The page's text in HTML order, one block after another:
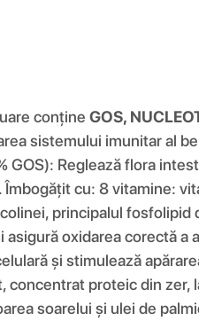
conține GOS,
sistemului imunitar al
GOS): Reglează flora
cu: 8 vitamine:
principalul
oxidarea corectă a
și stimulează
proteic din zer,
soarelui și ulei de